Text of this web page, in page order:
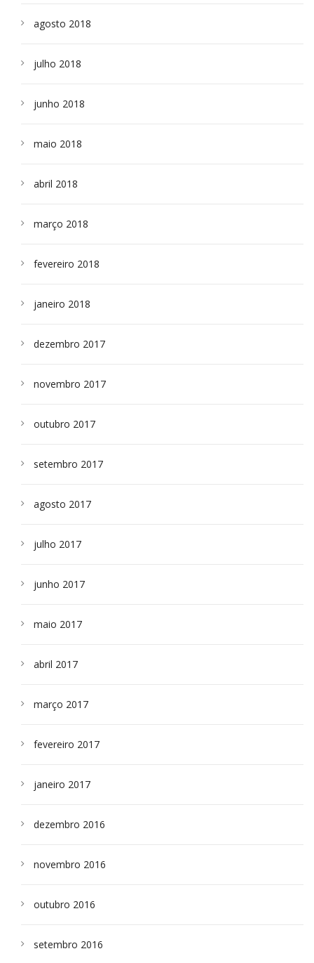
agosto 2018
julho 2018
junho 2018
maio 2018
abril 2018
março 2018
fevereiro 2018
janeiro 2018
dezembro 2017
novembro 2017
outubro 2017
setembro 2017
agosto 2017
julho 2017
junho 2017
maio 2017
abril 2017
março 2017
fevereiro 2017
janeiro 2017
dezembro 2016
novembro 2016
outubro 2016
setembro 2016